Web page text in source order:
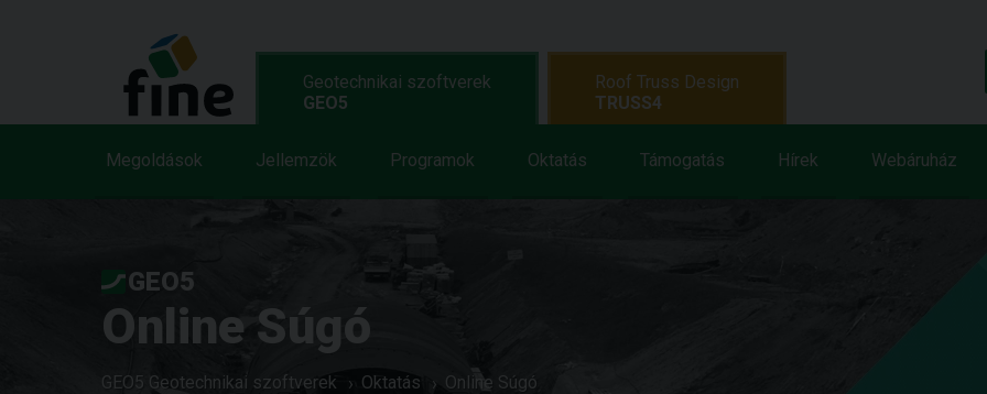
Geotechnikai szoftverek
GEO5
Megoldások Jellemzök Programok Oktatás Támogatás Hírek Webáruház
Roof Truss Design
TRUSS4
GEO5
Online Súgó
GEO5 Geotechnikai szoftverek Oktatás Online Súgó